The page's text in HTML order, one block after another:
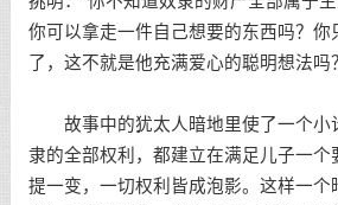
你可以拿走一件自己想要的东西吗？你
了，这不就是他充满爱心的聪明想法吗
故事中的犹太人暗地里使了一个小
隶的全部权利，都建立在满足儿子一个
提一变，一切权利皆成泡影。这样一个